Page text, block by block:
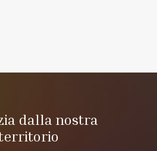
dalla nostra